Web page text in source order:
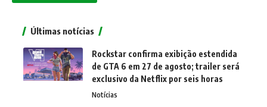
Últimas notícias
Rockstar confirma exibição estendida
de GTA 6 em 27 de agosto; trailer será
exclusivo da Netflix por seis horas
Notícias